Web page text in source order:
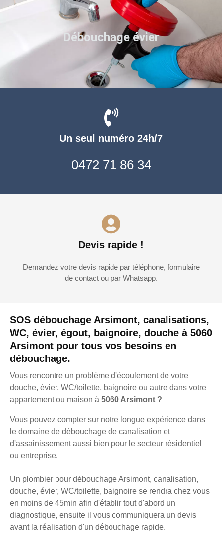
SOS débouchage Arsimont, canalisations,
WC, évier, égout, baignoire, douche à 5060
Arsimont pour tous vos besoins en
débouchage.
Vous rencontre un problème d'écoulement de votre
douche, évier, WC/toilette, baignoire ou autre dans votre
appartement ou maison à 5060 Arsimont ?
Vous pouvez compter sur notre longue expérience dans
le domaine de débouchage de canalisation et
d'assainissement aussi bien pour le secteur résidentiel
ou entreprise.
Un plombier pour débouchage Arsimont, canalisation,
douche, évier, WC/toilette, baignoire se rendra chez vous
en moins de 45min afin d'établir tout d'abord un
diagnostique, ensuite il vous communiquera un devis
avant la réalisation d'un débouchage rapide.
Un seul numéro 24h/7
0472 71 86 34
Devis rapide !
Demandez votre devis rapide par téléphone, formulaire
de contact ou par Whatsapp.
Débouchage évier